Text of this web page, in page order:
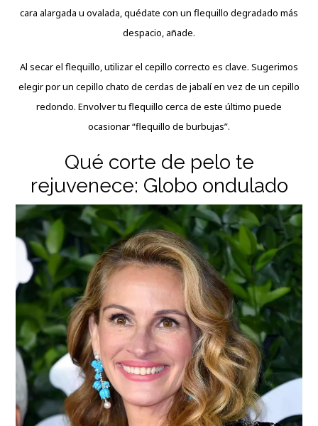
cara alargada u ovalada, quédate con un flequillo degradado más
despacio, añade.
Al secar el flequillo, utilizar el cepillo correcto es clave. Sugerimos
elegir por un cepillo chato de cerdas de jabalí en vez de un cepillo
redondo. Envolver tu flequillo cerca de este último puede
ocasionar “flequillo de burbujas”.
Qué corte de pelo te
rejuvenece: Globo ondulado